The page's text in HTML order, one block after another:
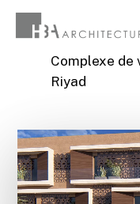
Skip
Complexe de
Riyad